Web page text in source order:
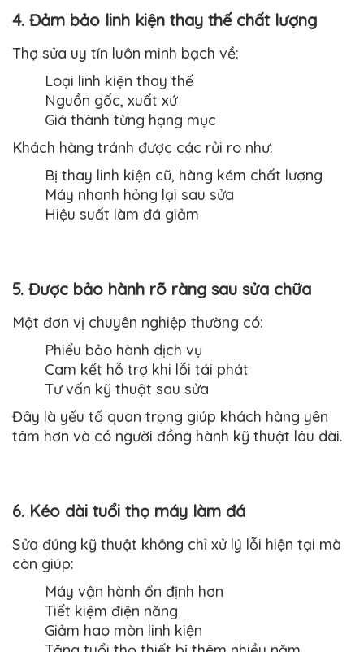
4. Đảm bảo linh kiện thay thế chất lượng
Thợ sửa uy tín luôn minh bạch về:
Loại linh kiện thay thế
Nguồn gốc, xuất xứ
Giá thành từng hạng mục
Khách hàng tránh được các rủi ro như:
Bị thay linh kiện cũ, hàng kém chất lượng
Máy nhanh hỏng lại sau sửa
Hiệu suất làm đá giảm
5. Được bảo hành rõ ràng sau sửa chữa
Một đơn vị chuyên nghiệp thường có:
Phiếu bảo hành dịch vụ
Cam kết hỗ trợ khi lỗi tái phát
Tư vấn kỹ thuật sau sửa
Đây là yếu tố quan trọng giúp khách hàng yên
tâm hơn và có người đồng hành kỹ thuật lâu dài.
6. Kéo dài tuổi thọ máy làm đá
Sửa đúng kỹ thuật không chỉ xử lý lỗi hiện tại mà
còn giúp:
Máy vận hành ổn định hơn
Tiết kiệm điện năng
Giảm hao mòn linh kiện